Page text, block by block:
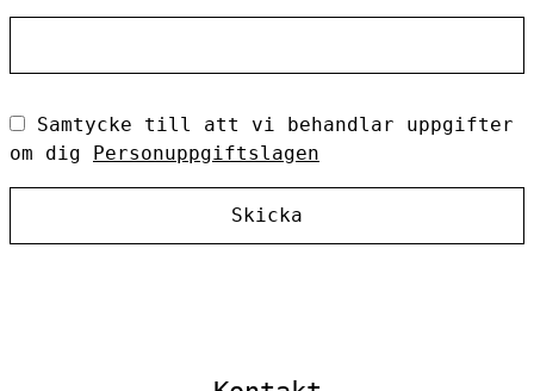
Samtycke till att vi behandlar uppgifter
om dig
Personuppgiftslagen
Skicka